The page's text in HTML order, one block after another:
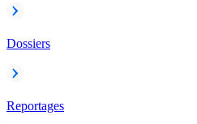
Dossiers
Reportages